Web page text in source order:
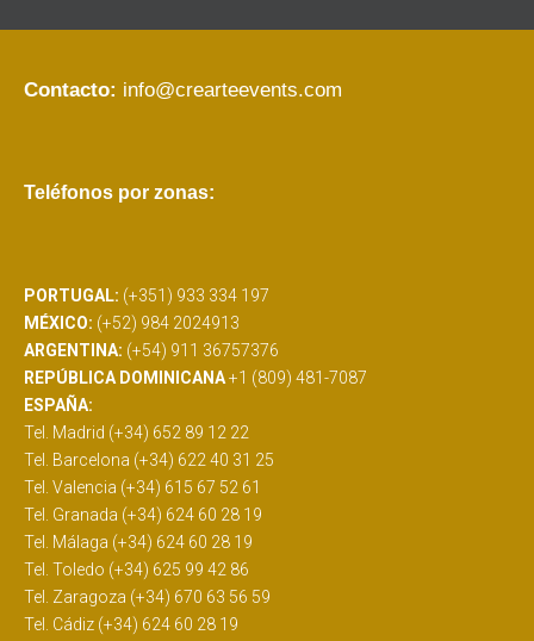
Contacto: info@crearteevents.com
Teléfonos por zonas:
PORTUGAL: (+351) 933 334 197
MÉXICO: (+52) 984 2024913
ARGENTINA: (+54) 911 36757376
REPÚBLICA DOMINICANA+1 (809) 481-7087
ESPAÑA:
Tel. Madrid (+34) 652 89 12 22
Tel. Barcelona (+34) 622 40 31 25
Tel. Valencia (+34) 615 67 52 61
Tel. Granada (+34) 624 60 28 19
Tel. Málaga (+34) 624 60 28 19
Tel. Toledo (+34) 625 99 42 86
Tel. Zaragoza (+34) 670 63 56 59
Tel. Cádiz (+34) 624 60 28 19